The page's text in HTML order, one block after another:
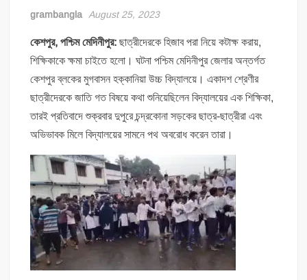
grambangla August 25, 2023
কেশপুর, পশ্চিম মেদিনীপুর: ছাত্রীদেরকে হিজাব পরা নিয়ে কটাক্ষ করায়,
শিক্ষিকাকে ক্ষমা চাইতে হলো। ঘটনা পশ্চিম মেদিনীপুর জেলার অন্তর্গত
কেশপুর ব্লকের মুগবাসন হক্কানিয়া উচ্চ বিদ্যালয়ে। একাদশ শ্রেণীর
ছাত্রীদেরকে জাতি গত বিষয়ে কথা শুনিয়েছিলেন বিদ্যালয়ের এক শিক্ষিকা,
তারই প্রতিবাদে শুক্রবার দুপুরে চন্দ্রকোনা সড়কের ছাত্র-ছাত্রীরা এবং
অভিভাবক মিলে বিদ্যালয়ের সামনে পথ অবরোধ করেন তারা।